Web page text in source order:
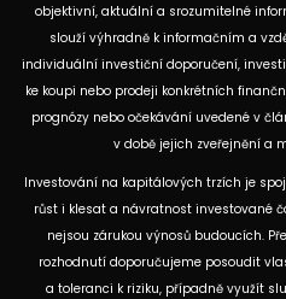
objektivní, aktuální a srozumitelné
slouží výhradně k informačním a
individuální investiční doporučení,
ke koupi nebo prodeji konkrétních
prognózy nebo očekávání uvedené v
v době jejich zveřejnění a
Investování na kapitálových trzích je
růst i klesat a návratnost investované
nejsou zárukou výnosů budoucích.
rozhodnutí doporučujeme posoudit
a toleranci k riziku, případně využít